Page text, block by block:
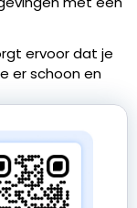
ervoor dat je
er schoon en